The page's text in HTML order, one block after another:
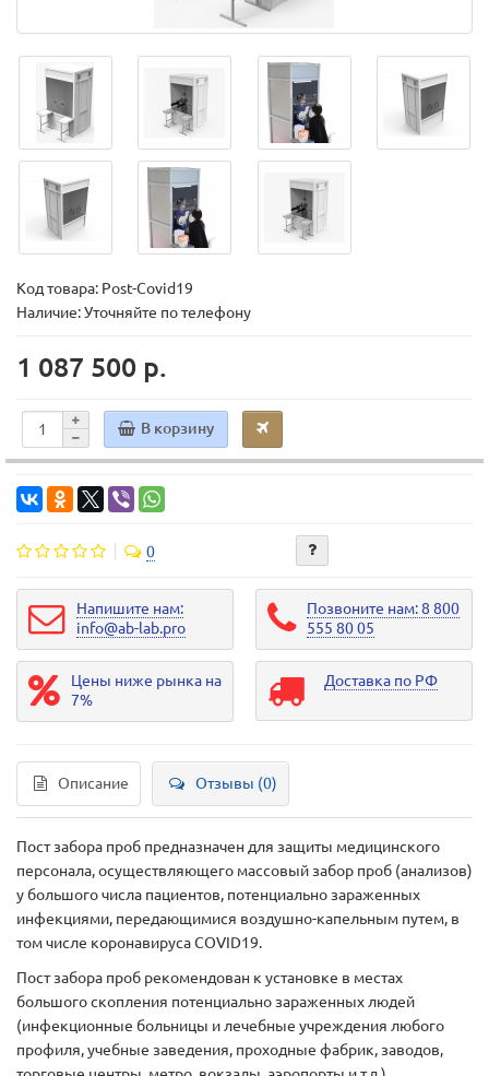
Код товара: Post-Covid19
Наличие: Уточняйте по телефону
1 087 500 р.
В корзину
0
Напишите нам:
info@ab-lab.pro
Позвоните нам: 8 800
555 80 05
Цены ниже рынка на
7%
Доставка по РФ
Описание Отзывы (0)
Пост забора проб предназначен для защиты медицинского
персонала, осуществляющего массовый забор проб (анализов)
у большого числа пациентов, потенциально зараженных
инфекциями, передающимися воздушно-капельным путем, в
том числе коронавируса COVID19.
Пост забора проб рекомендован к установке в местах
большого скопления потенциально зараженных людей
(инфекционные больницы и лечебные учреждения любого
профиля, учебные заведения, проходные фабрик, заводов,